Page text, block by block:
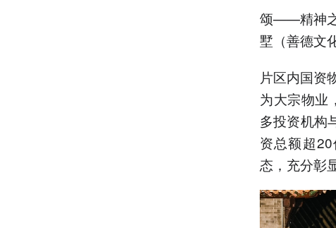
颂——精神之
墅（善德文
片区内国资
为大宗物业
多投资机构
资总额超
态，充分彰